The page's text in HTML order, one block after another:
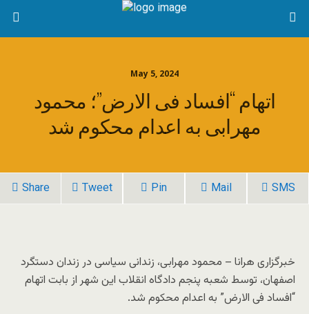
May 5, 2024
اتهام “افساد فی الارض”؛ محمود
مهرابی به اعدام محکوم شد
Share Tweet Pin Mail SMS
خبرگزاری هرانا – محمود مهرابی، زندانی سیاسی در زندان دستگرد
اصفهان، توسط شعبه پنجم دادگاه انقلاب این شهر از بابت اتهام
“افساد فی الارض” به اعدام محکوم شد.